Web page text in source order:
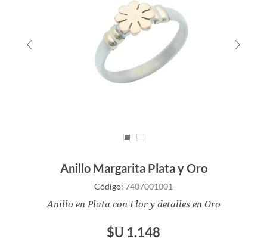
Anillo Margarita Plata y Oro
Código: 7407001001
Anillo en Plata con Flor y detalles en Oro
$U 1.148